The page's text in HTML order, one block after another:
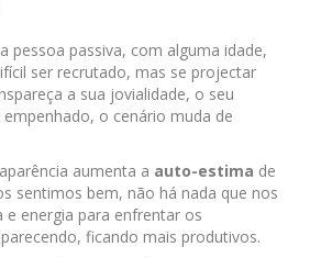
pessoa passiva, com alguma idade,
ser recrutado, mas se projectar
a sua jovialidade, o seu
empenhado, o cenário muda de
aumenta a auto-estima de
sentimos bem, não há nada que nos
e energia para enfrentar os
ficando mais produtivos.